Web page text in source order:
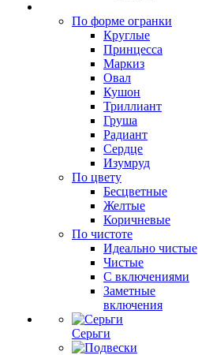
По форме огранки
Круглые
Принцесса
Маркиз
Овал
Кушон
Триллиант
Груша
Радиант
Сердце
Изумруд
По цвету
Бесцветные
Желтые
Коричневые
По чистоте
Идеально чистые
Чистые
С включениями
Заметные
включения
Серьги